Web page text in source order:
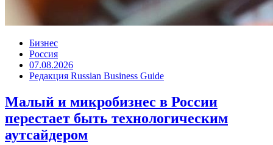
Бизнес
Россия
07.08.2026
Редакция Russian Business Guide
Малый и микробизнес в России
перестает быть технологическим
аутсайдером